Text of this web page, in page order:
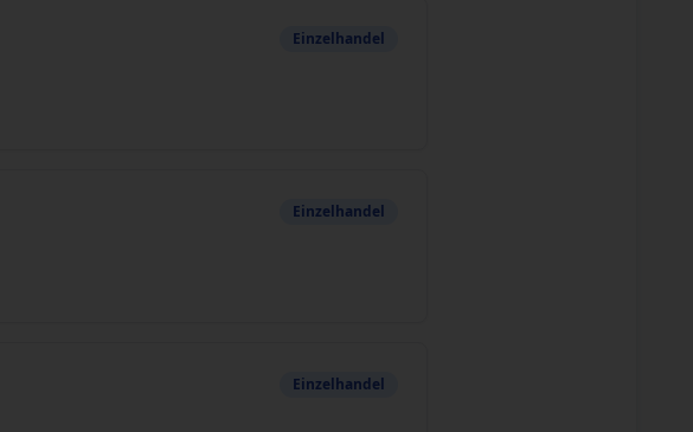
Einzelhandel
Einzelhandel
Einzelhandel